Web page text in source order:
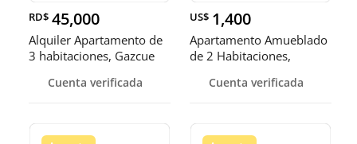
RD$ 45,000
Alquiler Apartamento de
3 habitaciones, Gazcue
Cuenta verificada
US$ 1,400
Apartamento Amueblado
de 2 Habitaciones,
Cuenta verificada